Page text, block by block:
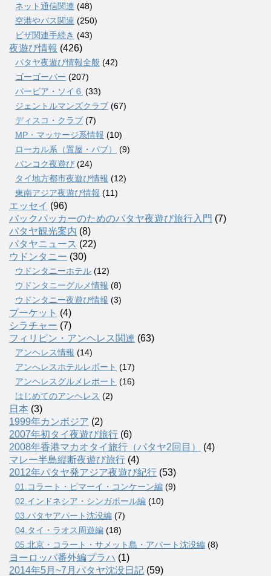
ネット通信関連 (48)
空港やバス関連 (250)
ビザ関連手続き (43)
夜遊び情報 (426)
パタヤ夜遊び情報全般 (42)
ゴーゴーバー (207)
バービア・ソイ６ (33)
ジェントルマンズクラブ (67)
ディスコ・クラブ (7)
MP・マッサージ系情報 (10)
ローカル系（置屋・パブ）
(9)
バンコク夜遊び (24)
タイ地方都市夜遊び情報 (12)
東南アジア夜遊び情報 (11)
エッセイ (96)
バックパッカーのためのパタヤ夜遊び旅行入門 (7)
パタヤ観光案内 (8)
パタヤニュース (22)
ウドンタニー (30)
ウドンタニーホテル (12)
ウドンタニーグルメ情報 (8)
ウドンタニー夜遊び情報 (3)
プーケット (4)
シラチャー (7)
フィリピン・アンヘレス関連 (63)
アンヘレス情報 (14)
アンへレスホテルレポート (17)
アンヘレスグルメレポート (16)
はじめてのアンヘレス (2)
日本 (3)
1999年カンボジア (2)
2007年初タイ夜遊び旅行 (6)
2008年香港マカオタイ旅行（パタヤ2回目）
(4)
マレー半島縦断夜遊び旅行 (4)
2012年パタヤ発アジア夜遊び紀行 (53)
01.コラート・ピマーイ・コンケーン編 (9)
02.インドネシア・シンガポール編 (10)
03.パタヤアパート沈没編 (7)
04.タイ・ラオス周遊編 (18)
05.北京・コラート・サメット島・アパート沈没編 (8)
ヨーロッパ番外編プラハ (1)
2014年5月~7月パタヤ沈没日記 (59)